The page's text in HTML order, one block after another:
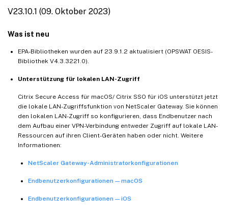
V23.10.1 (09. Oktober 2023)
Was ist neu
EPA-Bibliotheken wurden auf 23.9.1.2 aktualisiert (OPSWAT OESIS-
Bibliothek V4.3.3221.0).
Unterstützung für lokalen LAN-Zugriff
Citrix Secure Access für macOS/ Citrix SSO für iOS unterstützt jetzt
die lokale LAN-Zugriffsfunktion von NetScaler Gateway. Sie können
den lokalen LAN-Zugriff so konfigurieren, dass Endbenutzer nach
dem Aufbau einer VPN-Verbindung entweder Zugriff auf lokale LAN-
Ressourcen auf ihren Client-Geräten haben oder nicht. Weitere
Informationen:
NetScaler Gateway-Administratorkonfigurationen
Endbenutzerkonfigurationen — macOS
Endbenutzerkonfigurationen — iOS